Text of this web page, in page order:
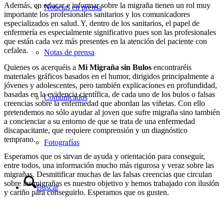
Noticias en prensa
Notas de prensa
Comunicados
Fotografías
Buscar
Además, en educar e informar sobre la migraña tienen un rol muy
importante los profesionales sanitarios y los comunicadores
especializados en salud. Y, dentro de los sanitarios, el papel de
enfermería es especialmente significativo pues son las profesionales
que están cada vez más presentes en la atención del paciente con
cefalea.
Quienes os acerquéis a Mi Migraña sin Bulos encontraréis
materiales gráficos basados en el humor, dirigidos principalmente a
jóvenes y adolescentes, pero también explicaciones en profundidad,
basadas en la evidencia científica, de cada uno de los bulos o falsas
creencias sobre la enfermedad que abordan las viñetas. Con ello
pretendemos no sólo ayudar al joven que sufre migraña sino también
a concienciar a su entorno de que se trata de una enfermedad
discapacitante, que requiere comprensión y un diagnóstico
temprano.
Esperamos que os sirvan de ayuda y orientación para conseguir,
entre todos, una información mucho más rigurosa y veraz sobre las
migrañas. Desmitificar muchas de las falsas creencias que circulan
sobre las migrañas es nuestro objetivo y hemos trabajado con ilusión
y cariño para conseguirlo. Esperamos que os gusten.